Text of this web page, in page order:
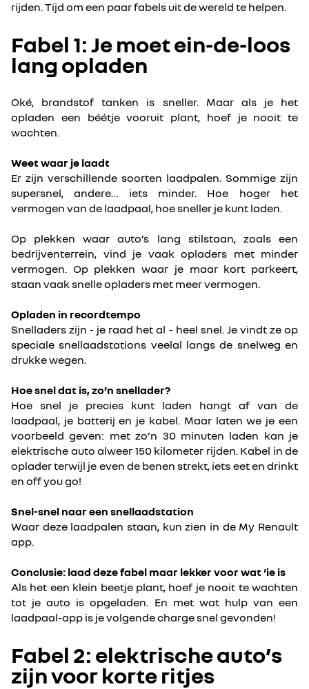
rijden. Tijd om een paar fabels uit de wereld te helpen.
Fabel 1: Je moet ein-de-loos
lang opladen
Oké, brandstof tanken is sneller. Maar als je het
opladen een béétje vooruit plant, hoef je nooit te
wachten.
Weet waar je laadt
Er zijn verschillende soorten laadpalen. Sommige zijn
supersnel, andere… iets minder. Hoe hoger het
vermogen van de laadpaal, hoe sneller je kunt laden.
Op plekken waar auto’s lang stilstaan, zoals een
bedrijventerrein, vind je vaak opladers met minder
vermogen. Op plekken waar je maar kort parkeert,
staan vaak snelle opladers met meer vermogen.
Opladen in recordtempo
Snelladers zijn - je raad het al - heel snel. Je vindt ze op
speciale snellaadstations veelal langs de snelweg en
drukke wegen.
Hoe snel dat is, zo’n snellader?
Hoe snel je precies kunt laden hangt af van de
laadpaal, je batterij en je kabel. Maar laten we je een
voorbeeld geven: met zo’n 30 minuten laden kan je
elektrische auto alweer 150 kilometer rijden. Kabel in de
oplader terwijl je even de benen strekt, iets eet en drinkt
en off you go!
Snel-snel naar een snellaadstation
Waar deze laadpalen staan, kun zien in de My Renault
app.
Conclusie: laad deze fabel maar lekker voor wat ‘ie is
Als het een klein beetje plant, hoef je nooit te wachten
tot je auto is opgeladen. En met wat hulp van een
laadpaal-app is je volgende charge snel gevonden!
Fabel 2: elektrische auto’s
zijn voor korte ritjes